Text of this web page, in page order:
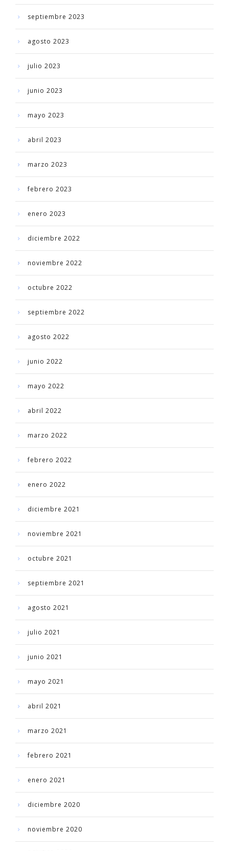
septiembre 2023
agosto 2023
julio 2023
junio 2023
mayo 2023
abril 2023
marzo 2023
febrero 2023
enero 2023
diciembre 2022
noviembre 2022
octubre 2022
septiembre 2022
agosto 2022
junio 2022
mayo 2022
abril 2022
marzo 2022
febrero 2022
enero 2022
diciembre 2021
noviembre 2021
octubre 2021
septiembre 2021
agosto 2021
julio 2021
junio 2021
mayo 2021
abril 2021
marzo 2021
febrero 2021
enero 2021
diciembre 2020
noviembre 2020